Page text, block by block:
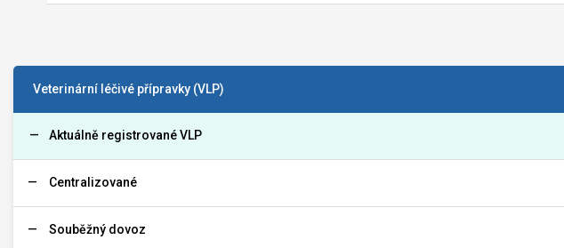
Veterinární léčivé přípravky (VLP)
Aktuálně registrované VLP
Centralizované
Souběžný dovoz